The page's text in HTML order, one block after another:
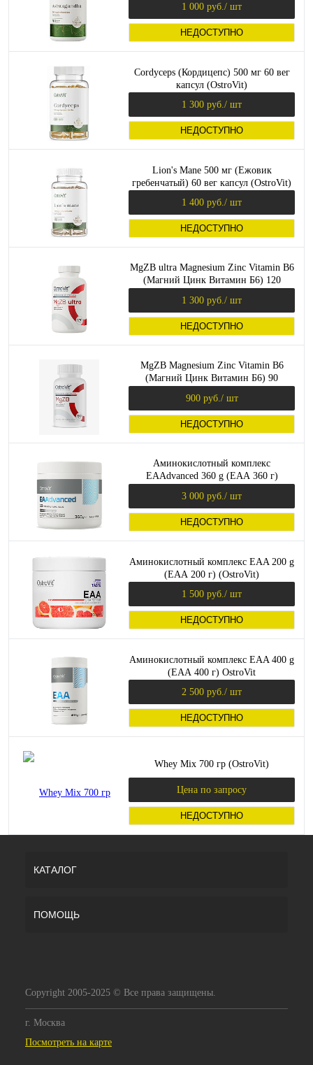
1 000 руб. / шт
НЕДОСТУПНО
Cordyceps (Кордицепс) 500 мг 60 вег
капсул (OstroVit)
1 300 руб. / шт
НЕДОСТУПНО
Lion's Mane 500 мг (Ежовик
гребенчатый) 60 вег капсул (OstroVit)
1 400 руб. / шт
НЕДОСТУПНО
MgZB ultra Magnesium Zinc Vitamin B6
(Магний Цинк Витамин Б6) 120
1 300 руб. / шт
НЕДОСТУПНО
MgZB Magnesium Zinc Vitamin B6
(Магний Цинк Витамин Б6) 90
900 руб. / шт
НЕДОСТУПНО
Аминокислотный комплекс
EAAdvanced 360 g (ЕАА 360 г)
3 000 руб. / шт
НЕДОСТУПНО
Аминокислотный комплекс EAA 200 g
(ЕАА 200 г) (OstroVit)
1 500 руб. / шт
НЕДОСТУПНО
Аминокислотный комплекс EAA 400 g
(ЕАА 400 г) OstroVit
2 500 руб. / шт
НЕДОСТУПНО
Whey Mix 700 гр (OstroVit)
Цена по запросу
НЕДОСТУПНО
КАТАЛОГ
ПОМОЩЬ
Copyright 2005-2025 © Все права защищены.
г. Москва
Посмотреть на карте